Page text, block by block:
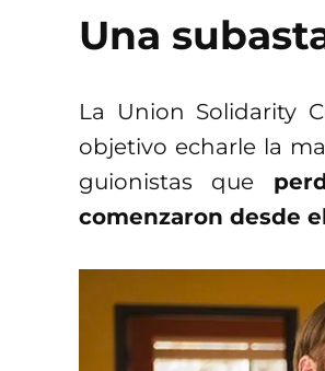
Una
La Union Solidarity
objetivo echarle la
guionistas que
comenzaron desde